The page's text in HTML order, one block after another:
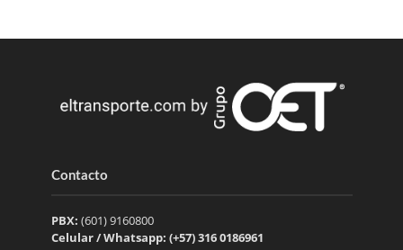
Contacto
PBX: (601) 9160800
Celular / Whatsapp: (+57) 316 0186961